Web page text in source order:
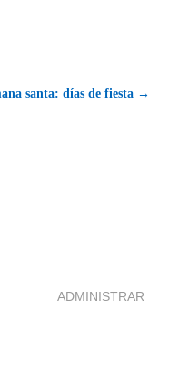
santa: días de fiesta →
ADMINISTRAR